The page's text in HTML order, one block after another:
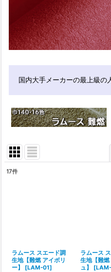
国内大手メーカーの最上級の
17件
ラムース スエード調
生地【難燃 アイボリ
ー】
[LAM-01]
ラムース
生地【難燃
ュ】
[